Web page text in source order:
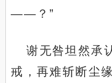
——？”
谢无咎坦然承
戒，再难斩断尘